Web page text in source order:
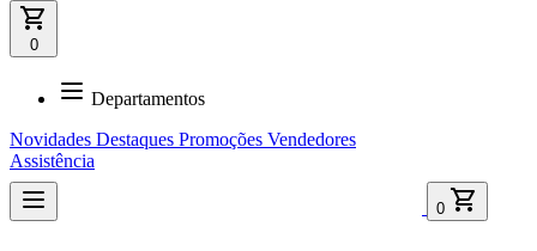
0
Departamentos
Novidades Destaques Promoções Vendedores
Assistência
0